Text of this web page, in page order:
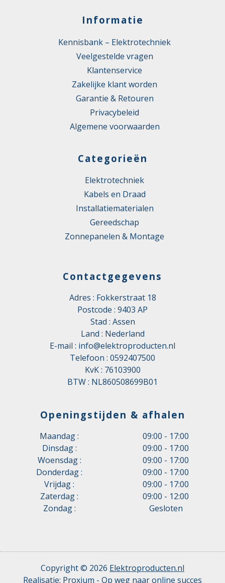
Informatie
Kennisbank – Elektrotechniek
Veelgestelde vragen
Klantenservice
Zakelijke klant worden
Garantie & Retouren
Privacybeleid
Algemene voorwaarden
Categorieën
Elektrotechniek
Kabels en Draad
Installatiematerialen
Gereedschap
Zonnepanelen & Montage
Contactgegevens
Adres : Fokkerstraat 18
Postcode : 9403 AP
Stad : Assen
Land : Nederland
E-mail : info@elektroproducten.nl
Telefoon : 0592407500
KvK : 76103900
BTW : NL860508699B01
Openingstijden & afhalen
Maandag :
09:00 - 17:00
Dinsdag :
09:00 - 17:00
Woensdag :
09:00 - 17:00
Donderdag :
09:00 - 17:00
Vrijdag :
09:00 - 17:00
Zaterdag :
09:00 - 12:00
Zondag :
Gesloten
Copyright © 2026 Elektroproducten.nl
Realisatie: Proxium - Op weg naar online succes